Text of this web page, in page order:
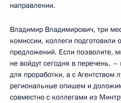
направлении.
Владимир Владимирович, три
комиссии, коллеги подготовили
предложений. Если позволите,
не войдут сегодня в перечень,
для проработки, а с Агентством
региональные опишем и
совместно с коллегами из